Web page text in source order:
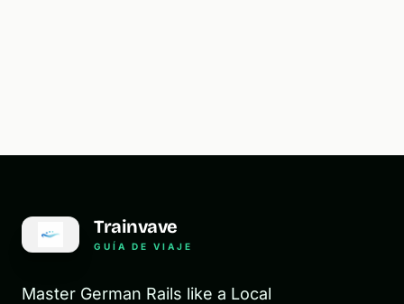
Trainvave
GUÍA DE VIAJE
Master German Rails like a Local